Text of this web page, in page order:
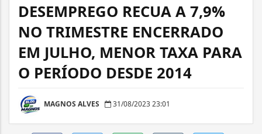
DESEMPREGO RECUA A 7,9%
NO TRIMESTRE ENCERRADO
EM JULHO, MENOR TAXA PARA
O PERÍODO DESDE 2014
MAGNOS ALVES 31/08/2023 23:01